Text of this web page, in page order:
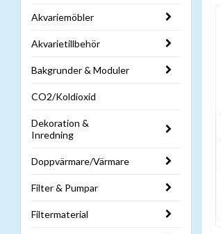
Akvariemöbler
Akvarietillbehör
Bakgrunder & Moduler
CO2/Koldioxid
Dekoration &
Inredning
Doppvärmare/Värmare
Filter & Pumpar
Filtermaterial